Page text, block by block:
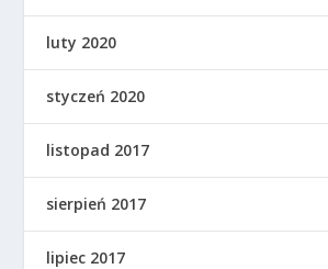
luty 2020
styczeń 2020
listopad 2017
sierpień 2017
lipiec 2017